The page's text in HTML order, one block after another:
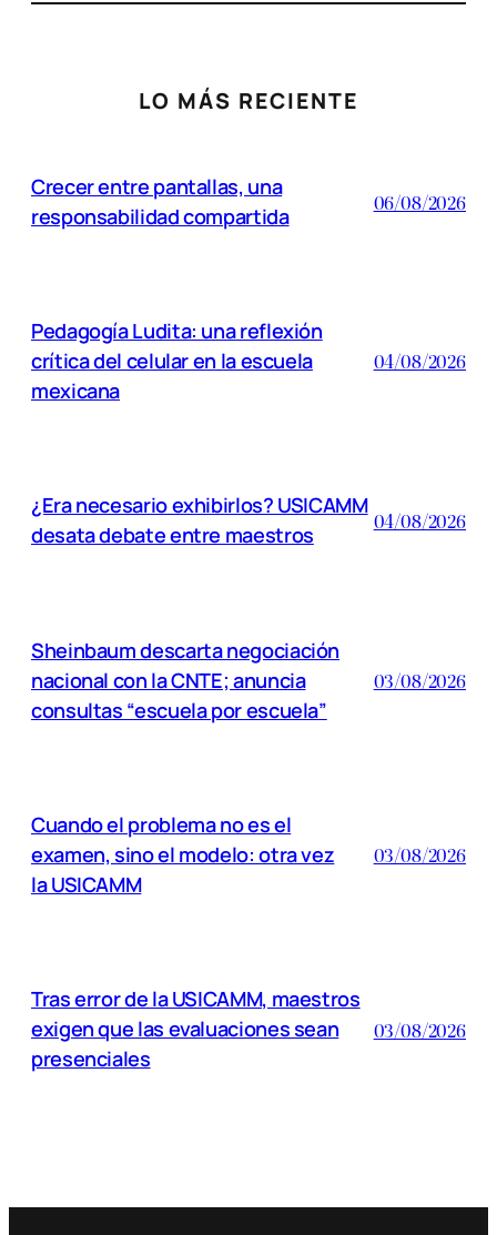
LO MÁS RECIENTE
Crecer entre pantallas, una
responsabilidad compartida
06/08/2026
Pedagogía Ludita: una reflexión
crítica del celular en la escuela
mexicana
04/08/2026
¿Era necesario exhibirlos? USICAMM
desata debate entre maestros
04/08/2026
Sheinbaum descarta negociación
nacional con la CNTE; anuncia
consultas “escuela por escuela”
03/08/2026
Cuando el problema no es el
examen, sino el modelo: otra vez
la USICAMM
03/08/2026
Tras error de la USICAMM, maestros
exigen que las evaluaciones sean
presenciales
03/08/2026